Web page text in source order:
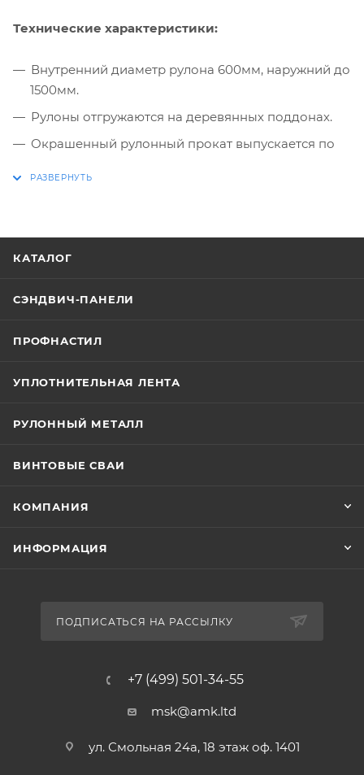
Технические характеристики:
Внутренний диаметр рулона 600мм, наружний до
1500мм.
Рулоны отгружаются на деревянных поддонах.
Окрашенный рулонный прокат выпускается по
ГОСТ 30246-94.
каталогу RAL: 1014, 1015, 1018, 2004, 3003, 3005, 3009,
6005, 6018, 6026, 6027, 6029, 7004, 7005, 7035, 7047,
Возможна покраска в нестандартные цвета и
изготовления при этом согласовываются
КАТАЛОГ
СЭНДВИЧ-ПАНЕЛИ
ПРОФНАСТИЛ
УПЛОТНИТЕЛЬНАЯ ЛЕНТА
РУЛОННЫЙ МЕТАЛЛ
ВИНТОВЫЕ СВАИ
КОМПАНИЯ
ИНФОРМАЦИЯ
ПОДПИСАТЬСЯ НА РАССЫЛКУ
+7 (499) 501-34-55
msk@amk.ltd
ул. Смольная 24а, 18 этаж оф. 1401